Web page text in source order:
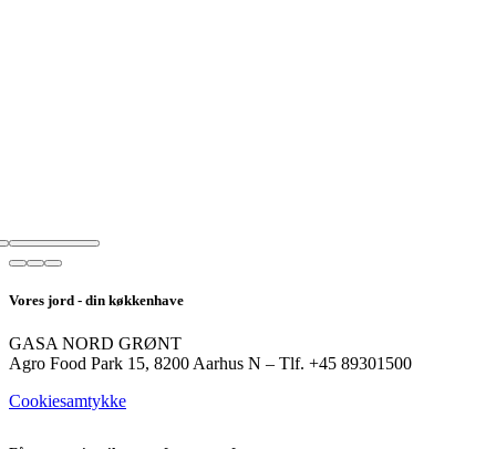
Vores jord - din køkkenhave
GASA NORD GRØNT
Agro Food Park 15, 8200 Aarhus N – Tlf. +45 89301500
Cookiesamtykke